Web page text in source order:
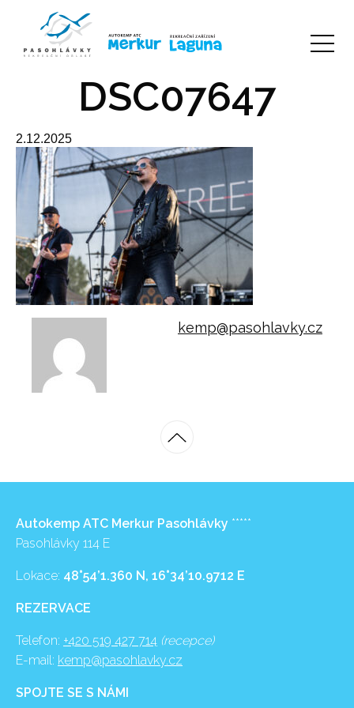
DSC07647
2.12.2025
kemp@pasohlavky.cz
Autokemp ATC Merkur Pasohlávky *****
Pasohlávky 114 E
Lokace: 48°54’1.360 N, 16°34’10.9712 E
REZERVACE
Telefon: +420 519 427 714 (recepce)
E-mail: kemp@pasohlavky.cz
SPOJTE SE S NÁMI